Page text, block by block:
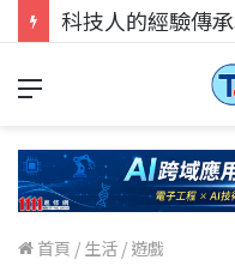
科技人找工作，
首頁 / 生活 / 遊戲